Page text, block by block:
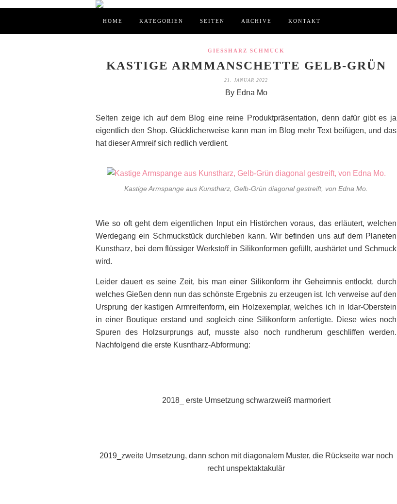
HOME KATEGORIEN SEITEN ARCHIVE KONTAKT
GIESSHARZ SCHMUCK
KASTIGE ARMMANSCHETTE GELB-GRÜN
21. JANUAR 2022
By Edna Mo
Selten zeige ich auf dem Blog eine reine Produktpräsentation, denn dafür gibt es ja
eigentlich den Shop. Glücklicherweise kann man im Blog mehr Text beifügen, und das
hat dieser Armreif sich redlich verdient.
Kastige Armspange aus Kunstharz, Gelb-Grün diagonal gestreift, von Edna Mo.
Wie so oft geht dem eigentlichen Input ein Histörchen voraus, das erläutert, welchen
Werdegang ein Schmuckstück durchleben kann. Wir befinden uns auf dem Planeten
Kunstharz, bei dem flüssiger Werkstoff in Silikonformen gefüllt, aushärtet und Schmuck
wird.
Leider dauert es seine Zeit, bis man einer Silikonform ihr Geheimnis entlockt, durch
welches Gießen denn nun das schönste Ergebnis zu erzeugen ist. Ich verweise auf den
Ursprung der kastigen Armreifenform, ein Holzexemplar, welches ich in Idar-Oberstein
in einer Boutique erstand und sogleich eine Silikonform anfertigte. Diese wies noch
Spuren des Holzsurprungs auf, musste also noch rundherum geschliffen werden.
Nachfolgend die erste Kusntharz-Abformung:
2018_ erste Umsetzung schwarzweiß marmoriert
2019_zweite Umsetzung, dann schon mit diagonalem Muster, die Rückseite war noch
recht unspektaktakulär